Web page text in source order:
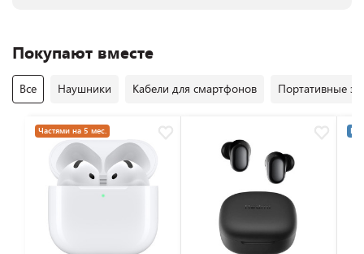
Покупают вместе
Все Наушники Кабели для смартфонов Портативные
Частями на 5 мес.